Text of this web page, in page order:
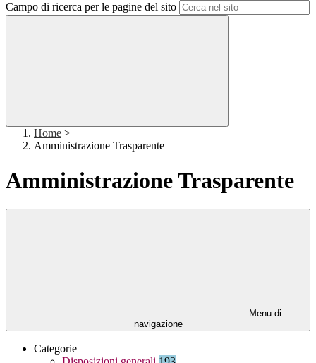
Campo di ricerca per le pagine del sito
Home >
Amministrazione Trasparente
Amministrazione Trasparente
Menu di
navigazione
Categorie